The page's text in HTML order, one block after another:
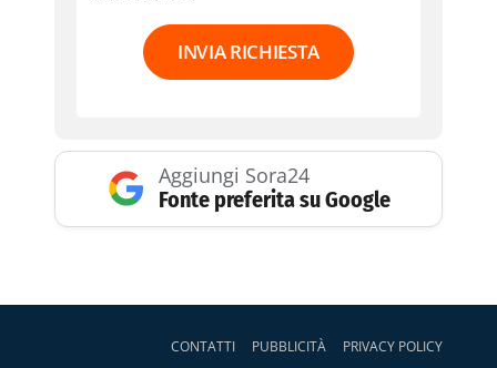
INVIA RICHIESTA
Aggiungi Sora24
Fonte preferita su Google
CONTATTI PUBBLICITÀ PRIVACY POLICY